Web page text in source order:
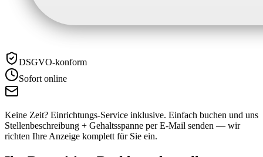
DSGVO-konform
Sofort online
Keine Zeit? Einrichtungs-Service inklusive. Einfach buchen und uns
Stellenbeschreibung + Gehaltsspanne per E-Mail senden — wir
richten Ihre Anzeige komplett für Sie ein.